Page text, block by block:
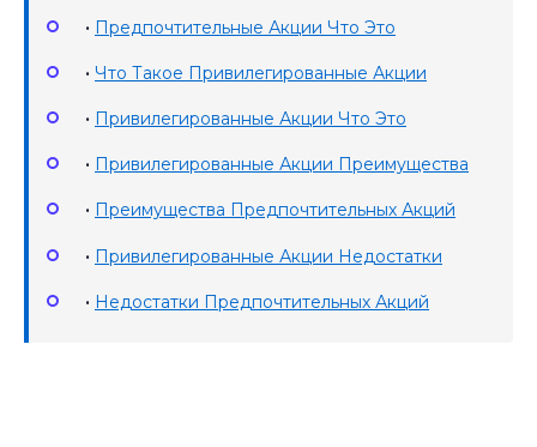
• Предпочтительные Акции Что Это
• Что Такое Привилегированные Акции
• Привилегированные Акции Что Это
• Привилегированные Акции Преимущества
• Преимущества Предпочтительных Акций
• Привилегированные Акции Недостатки
• Недостатки Предпочтительных Акций